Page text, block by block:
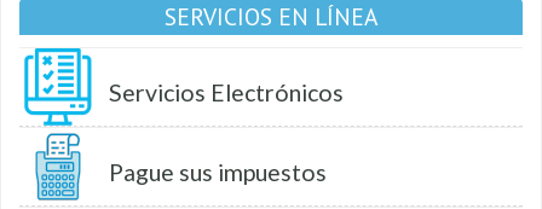
SERVICIOS EN LÍNEA
Servicios Electrónicos
Pague sus impuestos